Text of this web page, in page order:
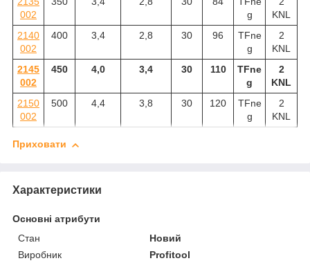
002
g
KNL
2140
002
400 3,4 2,8 30 96
TFne
g
2
KNL
2145
002
450 4,0 3,4 30 110
TFne
g
2
KNL
2150
002
500 4,4 3,8 30 120
TFne
g
2
KNL
Приховати
Характеристики
Основні атрибути
Стан
Новий
Виробник
Profitool